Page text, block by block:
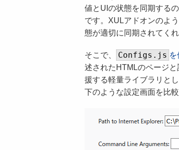
値とUIの状態を同期する
です。XULアドオンのよ
態が適切に同期されてく
そこで、 Configs.js
述されたHTMLのページ
援する軽量ライブラリとし
下のような設定画面を比